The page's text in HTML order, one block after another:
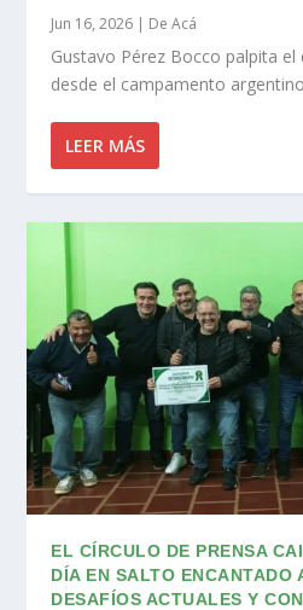
Jun 16, 2026 | De Acá
Gustavo Pérez Bocco palpita el
desde el campamento
LEER MÁS
EL CÍRCULO DE PRENSA
DÍA EN SALTO ENCANTADO
DESAFÍOS ACTUALES Y